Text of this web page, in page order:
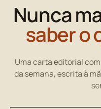
Nunca
saber o
Uma carta editorial
da semana, escrita à